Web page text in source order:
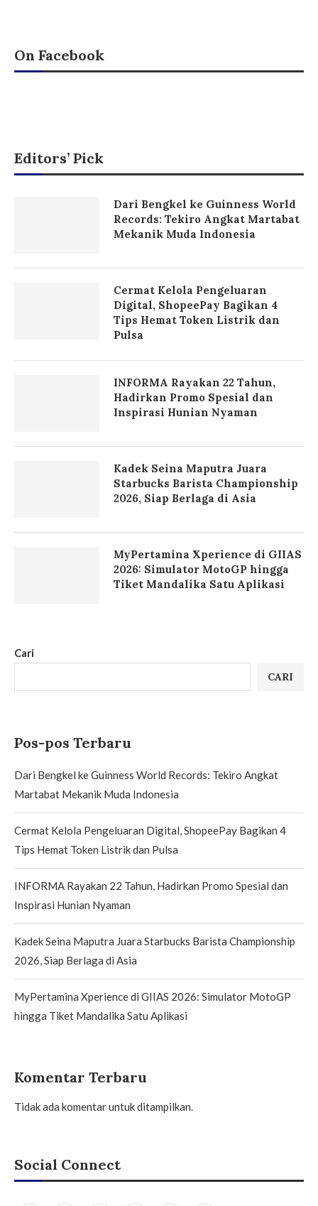
Cari
CARI
Pos-pos Terbaru
Dari Bengkel ke Guinness World Records: Tekiro Angkat
Martabat Mekanik Muda Indonesia
Cermat Kelola Pengeluaran Digital, ShopeePay Bagikan 4
Tips Hemat Token Listrik dan Pulsa
INFORMA Rayakan 22 Tahun, Hadirkan Promo Spesial dan
Inspirasi Hunian Nyaman
Kadek Seina Maputra Juara Starbucks Barista Championship
2026, Siap Berlaga di Asia
MyPertamina Xperience di GIIAS 2026: Simulator MotoGP
hingga Tiket Mandalika Satu Aplikasi
Komentar Terbaru
Tidak ada komentar untuk ditampilkan.
Social Connect
On Facebook
Editors’ Pick
Dari Bengkel ke Guinness World
Records: Tekiro Angkat Martabat
Mekanik Muda Indonesia
Cermat Kelola Pengeluaran
Digital, ShopeePay Bagikan 4
Tips Hemat Token Listrik dan
Pulsa
INFORMA Rayakan 22 Tahun,
Hadirkan Promo Spesial dan
Inspirasi Hunian Nyaman
Kadek Seina Maputra Juara
Starbucks Barista Championship
2026, Siap Berlaga di Asia
MyPertamina Xperience di GIIAS
2026: Simulator MotoGP hingga
Tiket Mandalika Satu Aplikasi